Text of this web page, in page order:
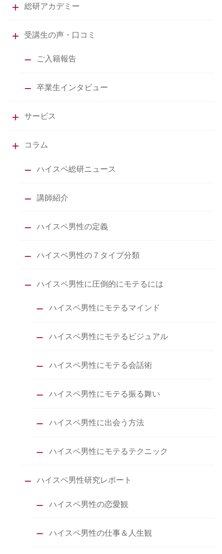
総研アカデミー
受講生の声・口コミ
ご入籍報告
卒業生インタビュー
サービス
コラム
ハイスペ総研ニュース
講師紹介
ハイスペ男性の定義
ハイスペ男性の７タイプ分類
ハイスペ男性に圧倒的にモテるには
ハイスペ男性にモテるマインド
ハイスペ男性にモテるビジュアル
ハイスペ男性にモテる会話術
ハイスペ男性にモテる振る舞い
ハイスペ男性に出会う方法
ハイスペ男性にモテるテクニック
ハイスペ男性研究レポート
ハイスペ男性の恋愛観
ハイスペ男性の仕事＆人生観